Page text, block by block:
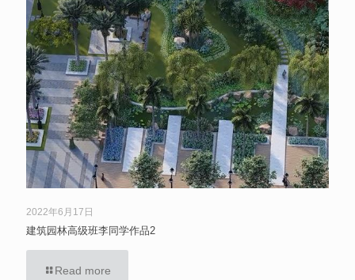
2022年6月17日
建筑园林高级班李同学作品2
Read more